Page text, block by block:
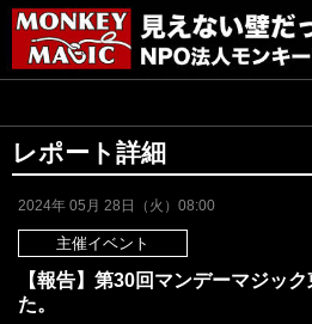
レポート詳細
2024年 05月 28日（火）08:00
主催イベント
【報告】第30回マンデーマジッ
た。